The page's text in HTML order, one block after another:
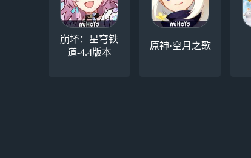
崩坏：星穹铁
道-4.4版本
原神·空月之歌